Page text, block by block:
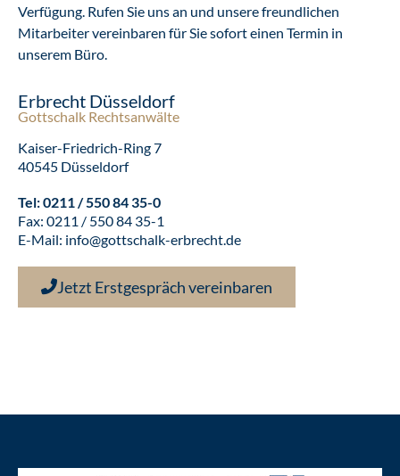
Verfügung. Rufen Sie uns an und unsere freundlichen
Mitarbeiter vereinbaren für Sie sofort einen Termin in
unserem Büro.
Erbrecht Düsseldorf
Gottschalk Rechtsanwälte
Kaiser-Friedrich-Ring 7
40545 Düsseldorf
Tel:0211 / 550 84 35-0
Fax: 0211 / 550 84 35-1
E-Mail: info@gottschalk-erbrecht.de
Jetzt Erstgespräch vereinbaren